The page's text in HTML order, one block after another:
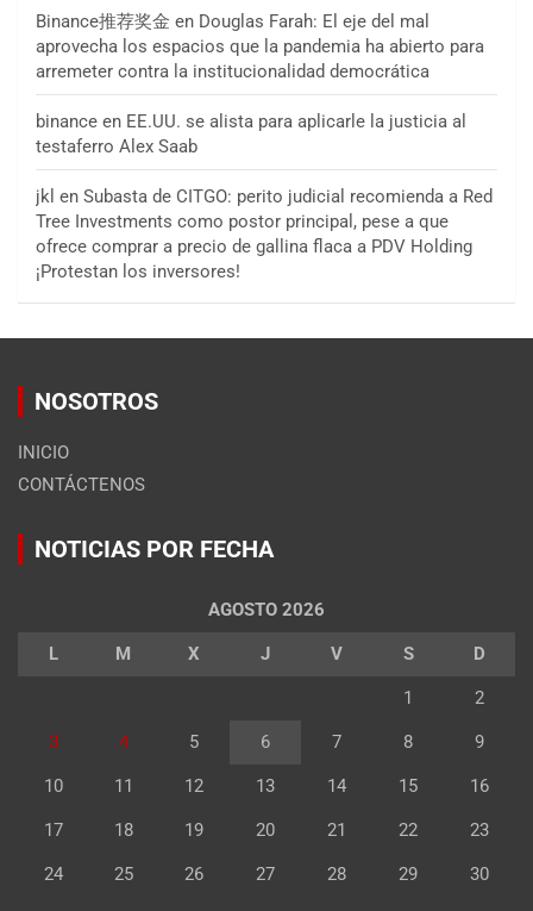
Binance推荐奖金 en Douglas Farah: El eje del mal
aprovecha los espacios que la pandemia ha abierto para
arremeter contra la institucionalidad democrática
binance en EE.UU. se alista para aplicarle la justicia al
testaferro Alex Saab
jkl en Subasta de CITGO: perito judicial recomienda a Red
Tree Investments como postor principal, pese a que
ofrece comprar a precio de gallina flaca a PDV Holding
¡Protestan los inversores!
NOSOTROS
INICIO
CONTÁCTENOS
NOTICIAS POR FECHA
AGOSTO 2026
L M X J V S D
1 2
3 4 5 6 7 8 9
10 11 12 13 14 15 16
17 18 19 20 21 22 23
24 25 26 27 28 29 30